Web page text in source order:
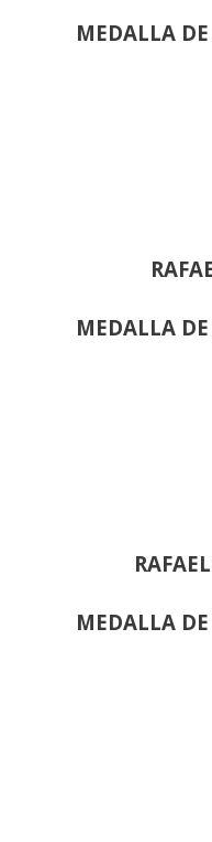
MEDALLA
MEDALLA
MEDALLA